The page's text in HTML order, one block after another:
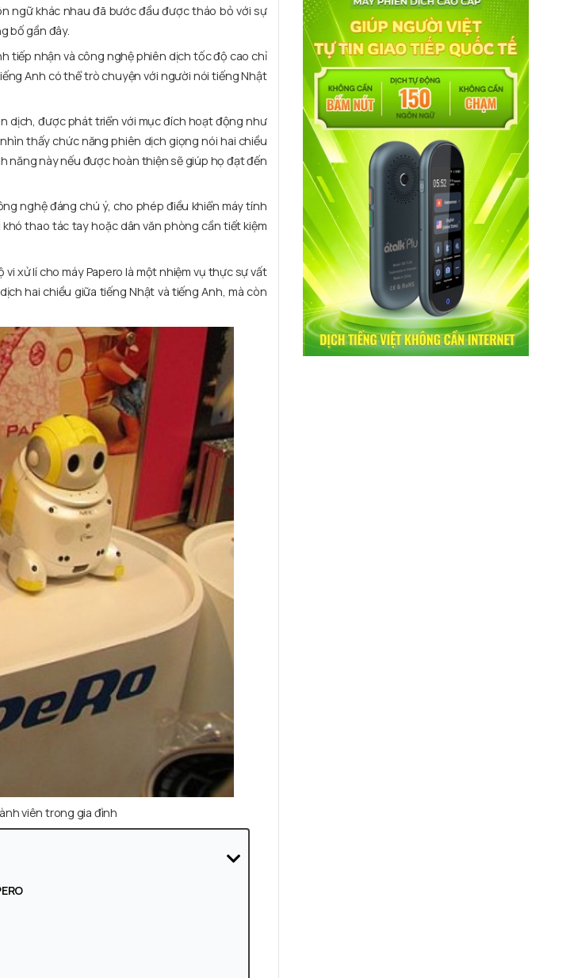
ngữ khác nhau đã bước đầu được tháo bỏ với sự
bố gần đây.
tiếp nhận và công nghệ phiên dịch tốc độ cao chỉ
Anh có thể trò chuyện với người nói tiếng Nhật
dịch, được phát triển với mục đích hoạt động như
thấy chức năng phiên dịch giọng nói hai chiều
năng này nếu được hoàn thiện sẽ giúp họ đạt đến
nghệ đáng chú ý, cho phép điều khiển máy tính
thao tác tay hoặc dân văn phòng cần tiết kiệm
xử lí cho máy Papero là một nhiệm vụ thực sự vất
hai chiều giữa tiếng Nhật và tiếng Anh, mà còn
viên trong gia đình